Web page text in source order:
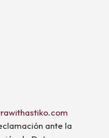
ante la